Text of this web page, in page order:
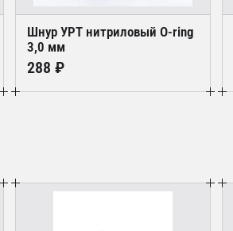
Шнур УРТ нитриловый O-ring
3,0 мм
288 ₽